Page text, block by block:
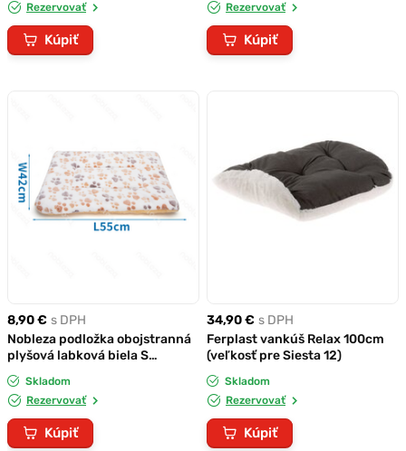
Rezervovať
Kúpiť
Rezervovať
Kúpiť
8,90 € s DPH
Nobleza podložka obojstranná
plyšová labková biela S
55x42cm
Skladom
Rezervovať
Kúpiť
34,90 € s DPH
Ferplast vankúš Relax 100cm
(veľkosť pre Siesta 12)
Skladom
Rezervovať
Kúpiť